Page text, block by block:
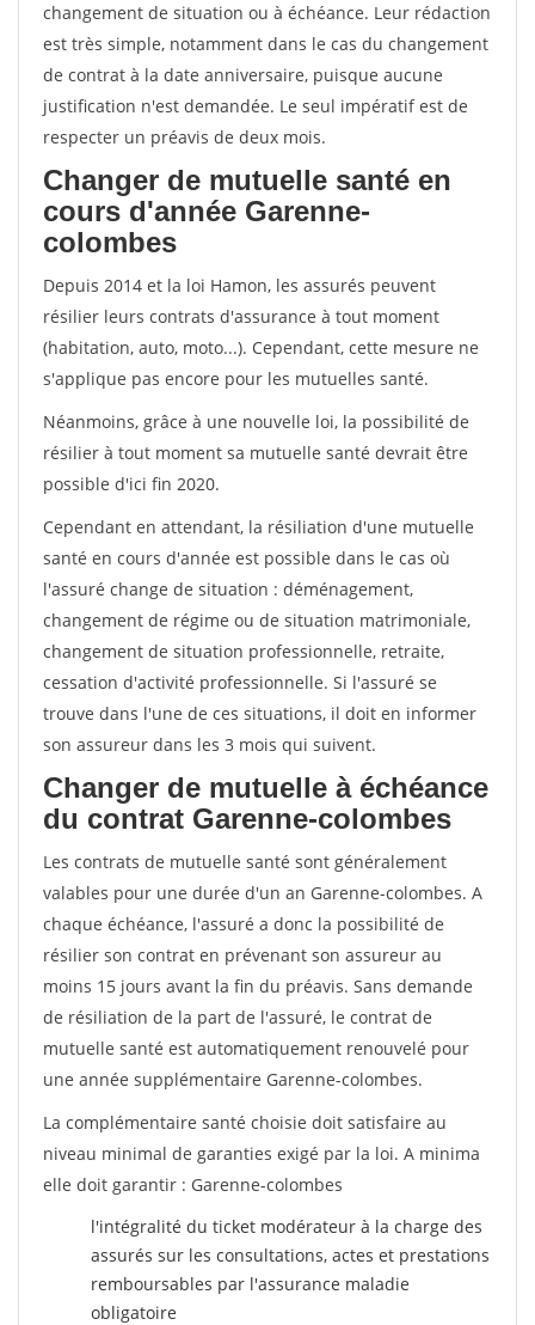
changement de situation ou à échéance. Leur rédaction
est très simple, notamment dans le cas du changement
de contrat à la date anniversaire, puisque aucune
justification n'est demandée. Le seul impératif est de
respecter un préavis de deux mois.
Changer de mutuelle santé en
cours d'année Garenne-
colombes
Depuis 2014 et la loi Hamon, les assurés peuvent
résilier leurs contrats d'assurance à tout moment
(habitation, auto, moto...). Cependant, cette mesure ne
s'applique pas encore pour les mutuelles santé.
Néanmoins, grâce à une nouvelle loi, la possibilité de
résilier à tout moment sa mutuelle santé devrait être
possible d'ici fin 2020.
Cependant en attendant, la résiliation d'une mutuelle
santé en cours d'année est possible dans le cas où
l'assuré change de situation : déménagement,
changement de régime ou de situation matrimoniale,
changement de situation professionnelle, retraite,
cessation d'activité professionnelle. Si l'assuré se
trouve dans l'une de ces situations, il doit en informer
son assureur dans les 3 mois qui suivent.
Changer de mutuelle à échéance
du contrat Garenne-colombes
Les contrats de mutuelle santé sont généralement
valables pour une durée d'un an Garenne-colombes. A
chaque échéance, l'assuré a donc la possibilité de
résilier son contrat en prévenant son assureur au
moins 15 jours avant la fin du préavis. Sans demande
de résiliation de la part de l'assuré, le contrat de
mutuelle santé est automatiquement renouvelé pour
une année supplémentaire Garenne-colombes.
La complémentaire santé choisie doit satisfaire au
niveau minimal de garanties exigé par la loi. A minima
elle doit garantir : Garenne-colombes
l'intégralité du ticket modérateur à la charge des
assurés sur les consultations, actes et prestations
remboursables par l'assurance maladie
obligatoire